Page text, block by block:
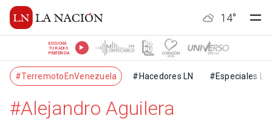
14°
ESCUCHÁ
TU RADIO
PREFERIDA
#TerremotoEnVenezuela #Hacedores LN #Especiales LN
#Alejandro Aguilera